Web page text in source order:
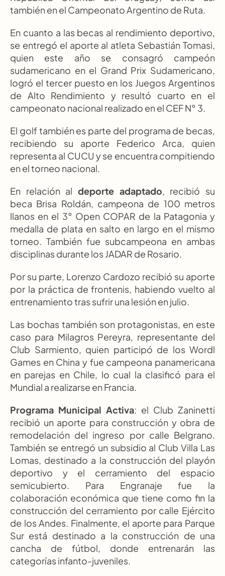
también en el Campeonato Argentino de Ruta.
En cuanto a las becas al rendimiento deportivo,
se entregó el aporte al atleta Sebastián Tomasi,
quien este año se consagró campeón
sudamericano en el Grand Prix Sudamericano,
logró el tercer puesto en los Juegos Argentinos
de Alto Rendimiento y resultó cuarto en el
campeonato nacional realizado en el CEF N° 3.
El golf también es parte del programa de becas,
recibiendo su aporte Federico Arca, quien
representa al CUCU y se encuentra compitiendo
en el torneo nacional.
En relación al deporte adaptado, recibió su
beca Brisa Roldán, campeona de 100 metros
llanos en el 3° Open COPAR de la Patagonia y
medalla de plata en salto en largo en el mismo
torneo. También fue subcampeona en ambas
disciplinas durante los JADAR de Rosario.
Por su parte, Lorenzo Cardozo recibió su aporte
por la práctica de frontenis, habiendo vuelto al
entrenamiento tras sufrir una lesión en julio.
Las bochas también son protagonistas, en este
caso para Milagros Pereyra, representante del
Club Sarmiento, quien participó de los Wordl
Games en China y fue campeona panamericana
en parejas en Chile, lo cual la clasificó para el
Mundial a realizarse en Francia.
Programa Municipal Activa: el Club Zaninetti
recibió un aporte para construcción y obra de
remodelación del ingreso por calle Belgrano.
También se entregó un subsidio al Club Villa Las
Lomas, destinado a la construcción del playón
deportivo y el cerramiento del espacio
semicubierto. Para Engranaje fue la
colaboración económica que tiene como fin la
construcción del cerramiento por calle Ejército
de los Andes. Finalmente, el aporte para Parque
Sur está destinado a la construcción de una
cancha de fútbol, donde entrenarán las
categorías infanto-juveniles.